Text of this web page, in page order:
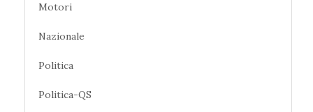
Motori
Nazionale
Politica
Politica-QS